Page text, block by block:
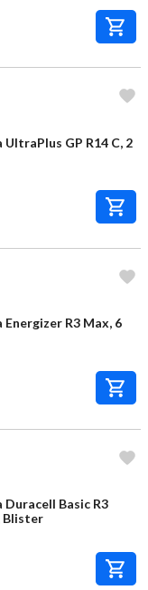
GP R14 C, 2
R3 Max, 6
Basic R3
Blister